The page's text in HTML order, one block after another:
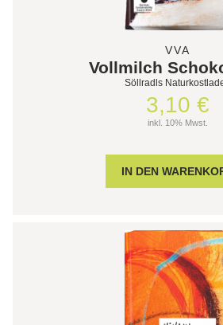
VVA
Vollmilch
Söllradls
3,10 €
inkl. 10% Mwst.